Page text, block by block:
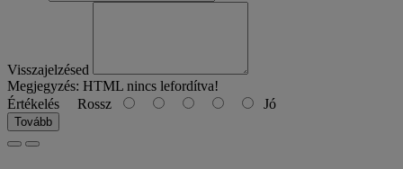
Visszajelzésed
Megjegyzés: HTML nincs lefordítva!
Értékelés Rossz Jó
Tovább